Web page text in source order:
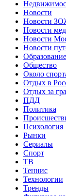
Новости
Новости
Новости
Новости
Новости
Образование
Общество
Около
Отдых в
Отдых за
ПДД
Политика
Психология
Рынки
Сериалы
Спорт
ТВ
Теннис
Технологии
Тренды